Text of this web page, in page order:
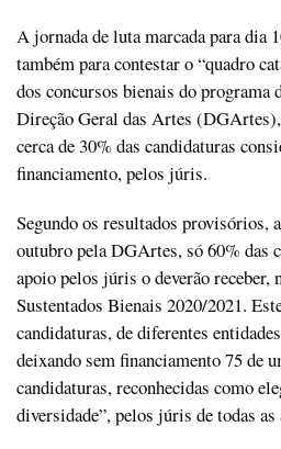
A jornada de luta marcada para dia
também para contestar o “quadro
dos concursos bienais do programa
Direção Geral das Artes
cerca de 30% das candidaturas
financiamento, pelos júris.
Segundo os resultados provisórios,
outubro pela DGArtes, só 60% das
apoio pelos júris o deverão receber,
Sustentados Bienais 2020/2021.
candidaturas, de diferentes
deixando sem financiamento 75 de
candidaturas, reconhecidas como
diversidade”, pelos júris de todas as